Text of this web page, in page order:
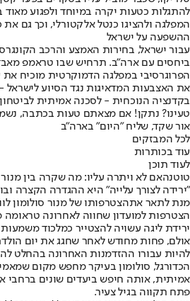
להתגלות כטעות יקרה במיוחד ולפגוע
המפלגה ולהציגו כנטל אלקטורלי, וכך גם
ההשפעה על ישראל
עבור ישראל, בחירות האמצע והרכב
ביחסים עם ארה"ב. תרחיש שבו טראמפ
הפרוגרסיבי במפלגה הדמוקרטית מוכיח את
את האצבעות המדאיגות נגד הסיוע לישראל
בקדנציה הנוכחית - לסכנה אמיתית
טעינו? נתקן! אם מצאתם טעות בכתבה,
אור שקד, שליח "היום" בארה"ב
לכל המבזקים
עוד בכותרות
לעוד תוכן
טוטנהאם לא ויתרה עליו: מה שקרה בין מנור
"ירידה לצורך עלייה" היא ההגדרה הקצרה
מנת לתאר אתהצטרפותו של מנור סולומון
הצטרפות למועדון שחווה לאחרונה
ירידת ליגה עשויה להצטייר כמלכוד
להיות עבורו ההזדמנות האחרונה בהחלט
הכדורגל, סולומון בעיקר מחפש מקום
אמיתית, אותה חיפש ביעדים שונים ברחבי
פתח תקווה בגיל צעיר.